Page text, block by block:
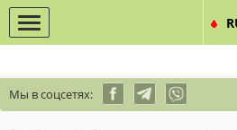
Мы в соцсетях: